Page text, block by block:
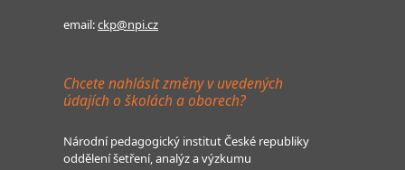
email:ckp@npi.cz
Chcete nahlásit změny v uvedených
údajích o školách a oborech?
Národní pedagogický institut České republiky
oddělení šetření, analýz a výzkumu